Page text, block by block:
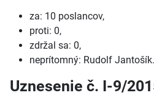
za: 10 poslancov,
proti: 0,
zdržal sa: 0,
neprítomný: Rudolf Jantošík.
Uznesenie č. I-9/